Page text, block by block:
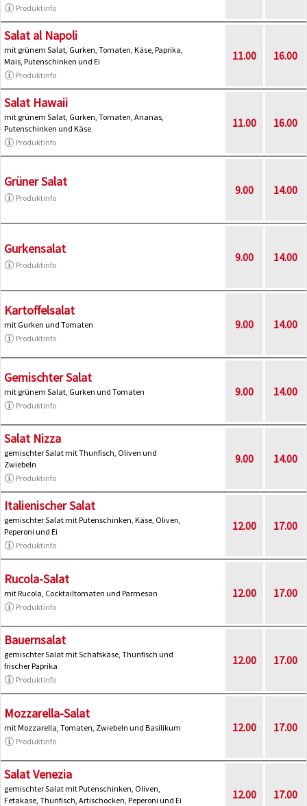
Produktinfo
Salat al Napoli
mit grünem Salat, Gurken, Tomaten, Käse, Paprika,
Mais, Putenschinken und Ei
Produktinfo
11.00 16.00
Salat Hawaii
mit grünem Salat, Gurken, Tomaten, Ananas,
Putenschinken und Käse
Produktinfo
11.00 16.00
Grüner Salat
Produktinfo
9.00 14.00
Gurkensalat
Produktinfo
9.00 14.00
Kartoffelsalat
mit Gurken und Tomaten
Produktinfo
9.00 14.00
Gemischter Salat
mit grünem Salat, Gurken und Tomaten
Produktinfo
9.00 14.00
Salat Nizza
gemischter Salat mit Thunfisch, Oliven und
Zwiebeln
Produktinfo
9.00 14.00
Italienischer Salat
gemischter Salat mit Putenschinken, Käse, Oliven,
Peperoni und Ei
Produktinfo
12.00 17.00
Rucola-Salat
mit Rucola, Cocktailtomaten und Parmesan
Produktinfo
12.00 17.00
Bauernsalat
gemischter Salat mit Schafskäse, Thunfisch und
frischer Paprika
Produktinfo
12.00 17.00
Mozzarella-Salat
mit Mozzarella, Tomaten, Zwiebeln und Basilikum
Produktinfo
12.00 17.00
Salat Venezia
gemischter Salat mit Putenschinken, Oliven,
Fetakäse, Thunfisch, Artischocken, Peperoni und Ei
12.00 17.00